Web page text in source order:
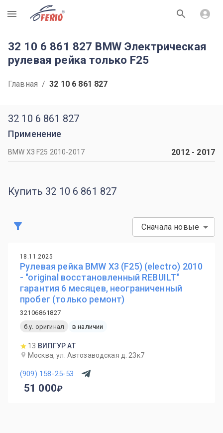
R
32 10 6 861 827 BMW Электрическая
рулевая рейка только F25
Главная / 32 10 6 861 827
32 10 6 861 827
Применение
BMW X3 F25 2010-2017 2012- 2017
Купить 32 10 6 861 827
Сначала новые
18.11.2025
Рулевая рейка BMW X3 (F25) (electro) 2010
- "original восстановленный REBUILT"
гарантия 6 месяцев, неограниченный
пробег (только ремонт)
32106861827
б.у. оригинал
в наличии
13 ВИПГУР АТ
Москва, ул. Автозаводская д. 23к7
(909) 158-25-53
51 000